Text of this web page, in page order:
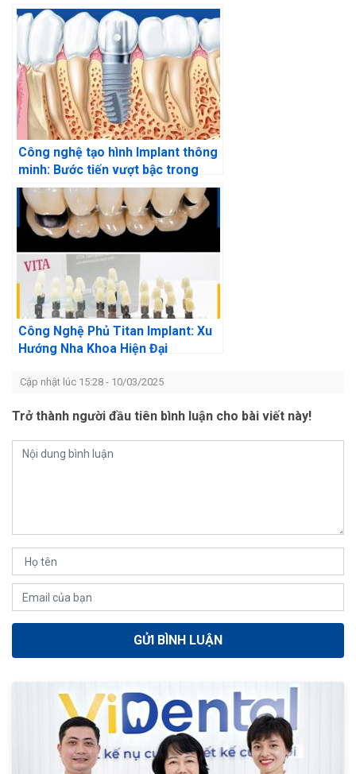
Thực Hiện
Công nghệ tạo hình Implant thông
minh: Bước tiến vượt bậc trong
nha khoa hiện đại
Công Nghệ Phủ Titan Implant: Xu
Hướng Nha Khoa Hiện Đại
Cập nhật lúc 15:28 - 10/03/2025
Trở thành người đầu tiên bình luận cho bài viết này!